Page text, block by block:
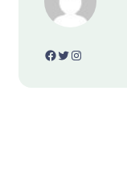
Facebook Twitter Instagram